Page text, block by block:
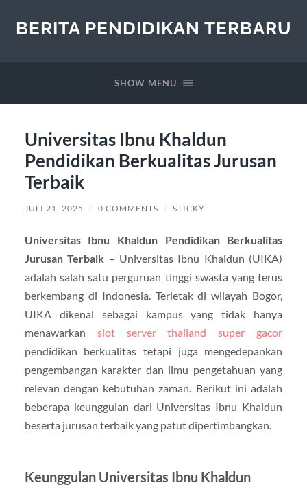
BERITA PENDIDIKAN TERBARU
SHOW MENU
Universitas Ibnu Khaldun
Pendidikan Berkualitas Jurusan
Terbaik
JULI 21, 2025 / 0 COMMENTS / STICKY
Universitas Ibnu Khaldun Pendidikan Berkualitas
Jurusan Terbaik – Universitas Ibnu Khaldun (UIKA)
adalah salah satu perguruan tinggi swasta yang terus
berkembang di Indonesia. Terletak di wilayah Bogor,
UIKA dikenal sebagai kampus yang tidak hanya
menawarkan slot server thailand super gacor
pendidikan berkualitas tetapi juga mengedepankan
pengembangan karakter dan ilmu pengetahuan yang
relevan dengan kebutuhan zaman. Berikut ini adalah
beberapa keunggulan dari Universitas Ibnu Khaldun
beserta jurusan terbaik yang patut dipertimbangkan.
Keunggulan Universitas Ibnu Khaldun